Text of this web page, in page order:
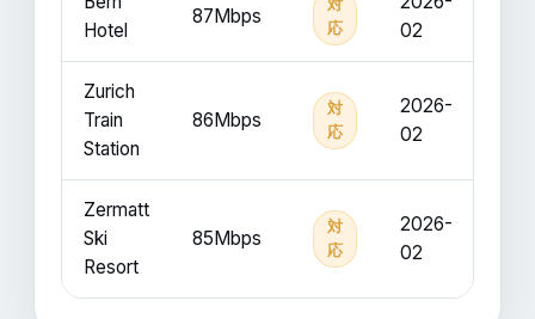
Hotel
87Mbps
対
応
02
Zurich
Train
Station
86Mbps
対
応
2026-
02
Zermatt
Ski
Resort
85Mbps
対
応
2026-
02